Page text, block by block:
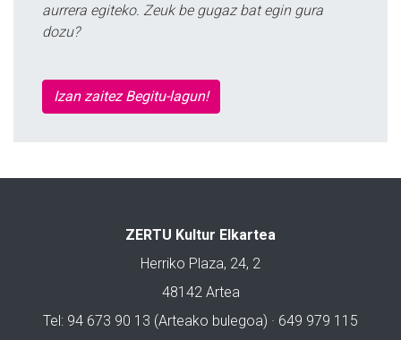
aurrera egiteko. Zeuk be gugaz bat egin gura
dozu?
Izan zaitez Begitu-lagun!
ZERTU Kultur Elkartea
Herriko Plaza, 24, 2
48142 Artea
Tel: 94 673 90 13 (Arteako bulegoa) · 649 979 115